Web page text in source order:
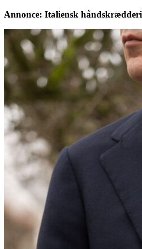
Annonce: Italiensk håndskrædderi